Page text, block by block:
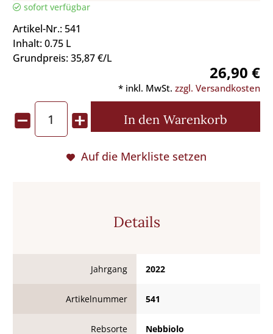
sofort verfügbar
Artikel-Nr.: 541
Inhalt: 0.75 L
Grundpreis: 35,87 €/L
26,90 €
* inkl. MwSt.zzgl. Versandkosten
In den Warenkorb
Auf die Merkliste setzen
Details
Jahrgang 2022
Artikelnummer 541
Rebsorte Nebbiolo